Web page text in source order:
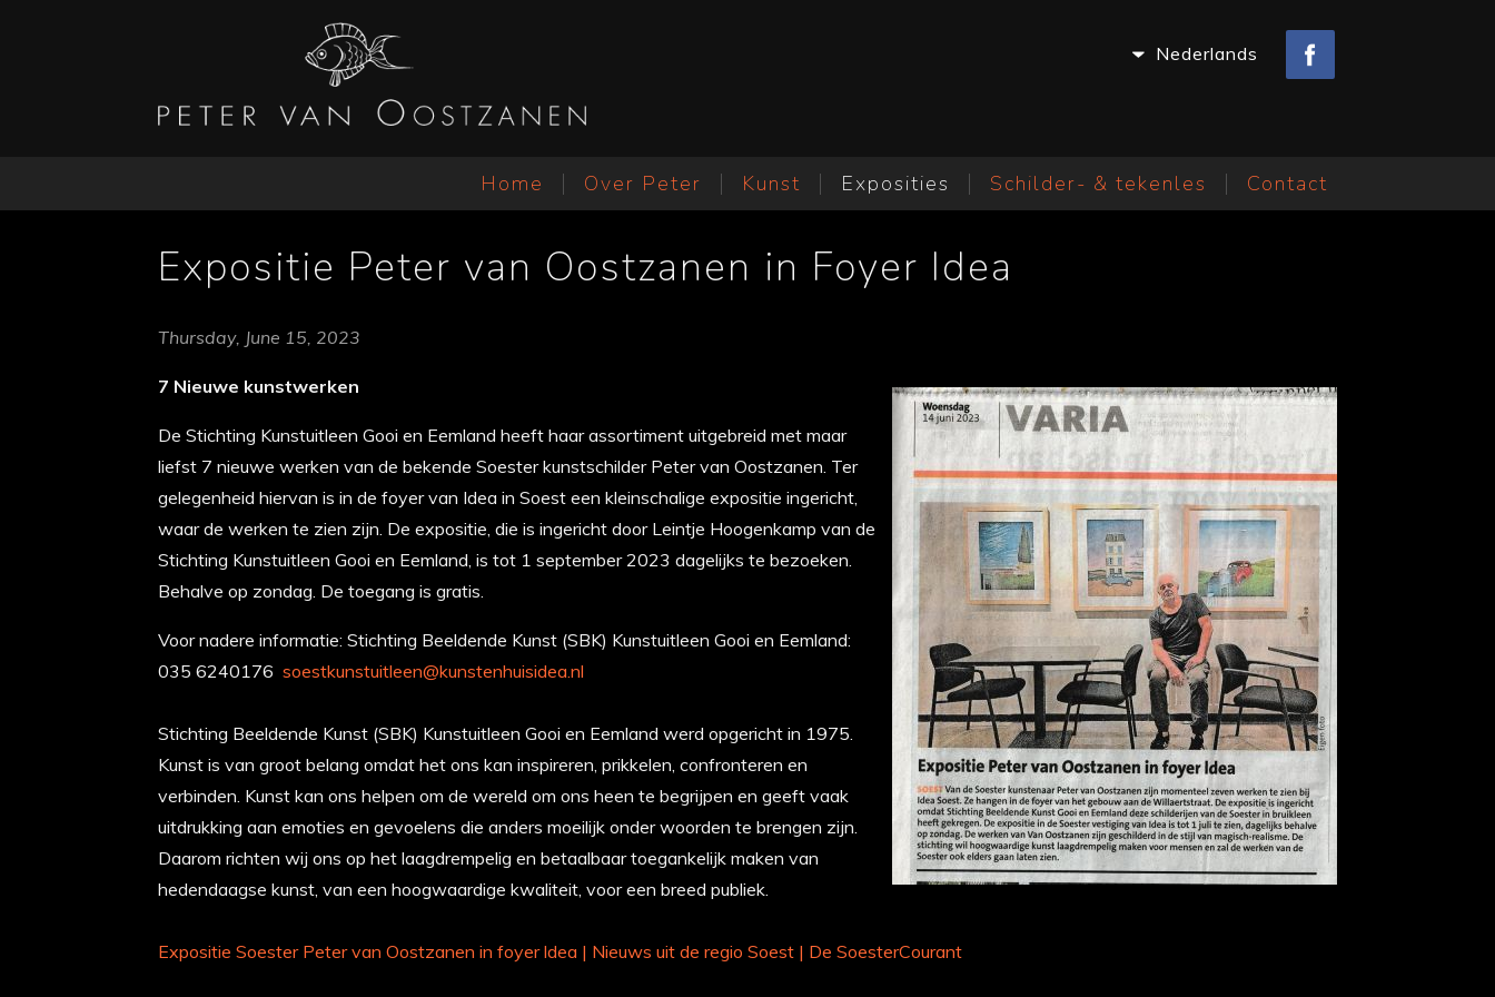
Nederlands
Home Over Peter Kunst Exposities Schilder- & tekenles Contact
Expositie Peter van Oostzanen in Foyer Idea
Thursday, June 15, 2023
7 Nieuwe kunstwerken
De Stichting Kunstuitleen Gooi en Eemland heeft haar assortiment uitgebreid met maar
liefst 7 nieuwe werken van de bekende Soester kunstschilder Peter van Oostzanen. Ter
gelegenheid hiervan is in de foyer van Idea in Soest een kleinschalige expositie ingericht,
waar de werken te zien zijn. De expositie, die is ingericht door Leintje Hoogenkamp van de
Stichting Kunstuitleen Gooi en Eemland, is tot 1 september 2023 dagelijks te bezoeken.
Behalve op zondag. De toegang is gratis.
Voor nadere informatie: Stichting Beeldende Kunst (SBK) Kunstuitleen Gooi en Eemland:
035 6240176 soestkunstuitleen@kunstenhuisidea.nl
Stichting Beeldende Kunst (SBK) Kunstuitleen Gooi en Eemland werd opgericht in 1975.
Kunst is van groot belang omdat het ons kan inspireren, prikkelen, confronteren en
verbinden. Kunst kan ons helpen om de wereld om ons heen te begrijpen en geeft vaak
uitdrukking aan emoties en gevoelens die anders moeilijk onder woorden te brengen zijn.
Daarom richten wij ons op het laagdrempelig en betaalbaar toegankelijk maken van
hedendaagse kunst, van een hoogwaardige kwaliteit, voor een breed publiek.
Expositie Soester Peter van Oostzanen in foyer ldea | Nieuws uit de regio Soest | De SoesterCourant